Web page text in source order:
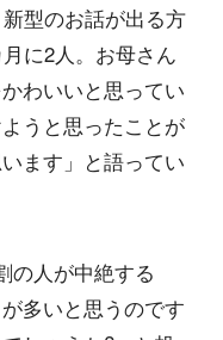
型のお話が出る方
に2人。お母さん
わいいと思ってい
うと思ったことが
ます」と語ってい
の人が中絶する
多いと思うのです